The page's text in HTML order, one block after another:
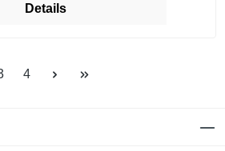
Details
Seite
4